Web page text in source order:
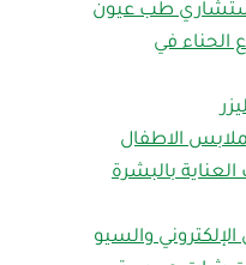
طب عيون
الحناء في
الاطفال
بالبشرة
والسيو